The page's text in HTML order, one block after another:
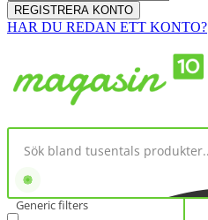
HAR DU REDAN ETT KONTO?
Generic filters